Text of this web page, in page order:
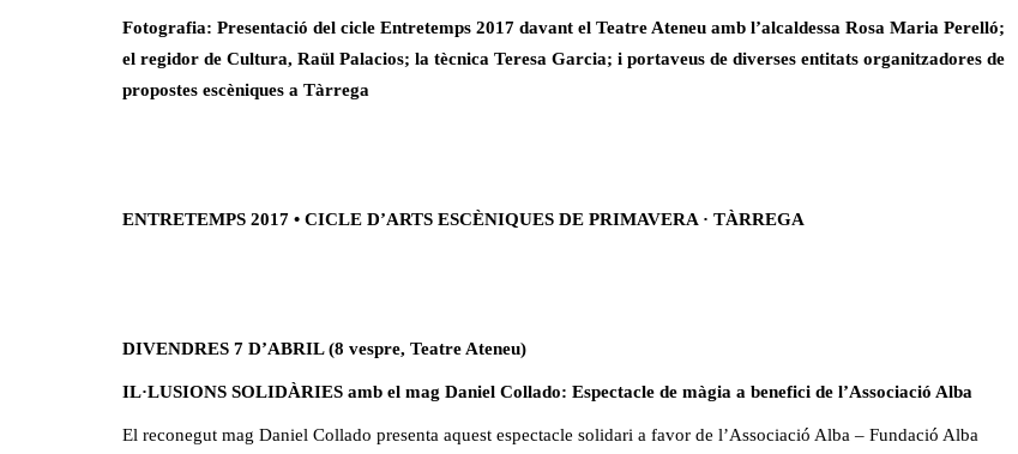
Fotografia: Presentació del cicle Entretemps 2017 davant el Teatre Ateneu amb l’alcaldessa Rosa Maria Perelló;
el regidor de Cultura, Raül Palacios; la tècnica Teresa Garcia; i portaveus de diverses entitats organitzadores de
propostes escèniques a Tàrrega
ENTRETEMPS 2017 • CICLE D’ARTS ESCÈNIQUES DE PRIMAVERA · TÀRREGA
DIVENDRES 7 D’ABRIL (8 vespre, Teatre Ateneu)
IL·LUSIONS SOLIDÀRIES amb el mag Daniel Collado: Espectacle de màgia a benefici de l’Associació Alba
El reconegut mag Daniel Collado presenta aquest espectacle solidari a favor de l’Associació Alba – Fundació Alba